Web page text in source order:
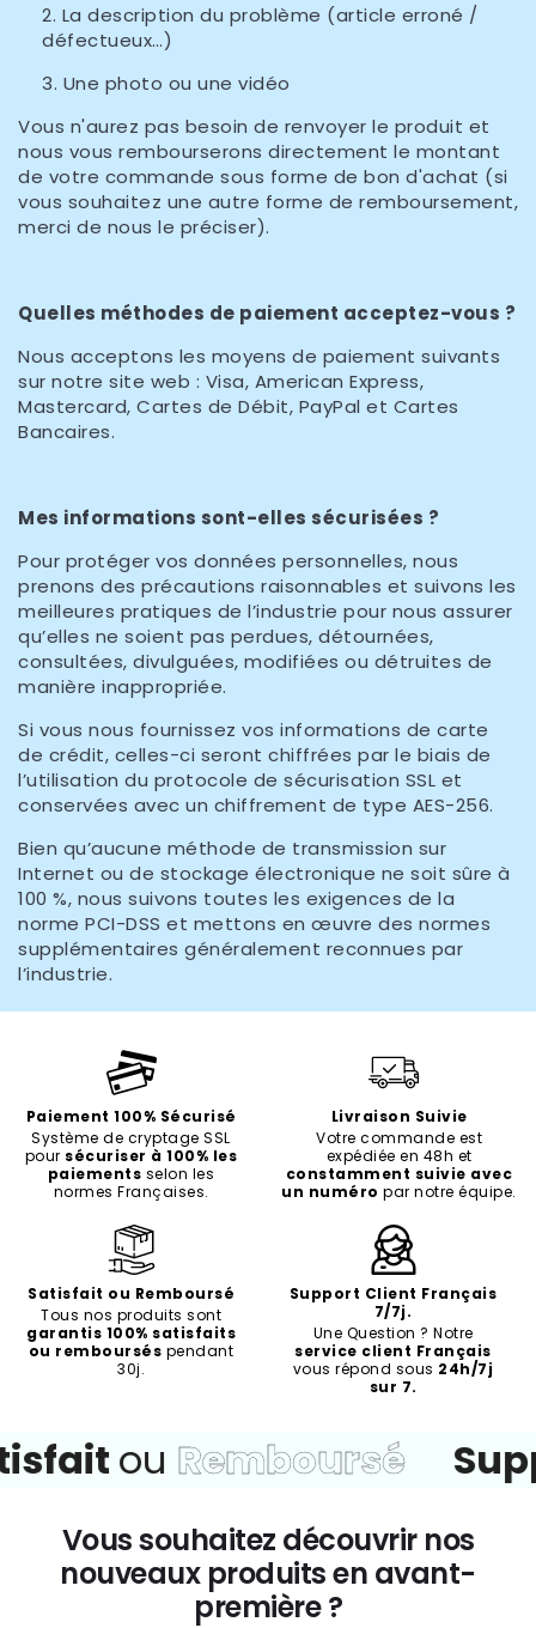
La description du problème (article erroné /
défectueux…)
Une photo ou une vidéo
Vous n'aurez pas besoin de renvoyer le produit et
nous vous rembourserons directement le montant
de votre commande sous forme de bon d'achat (si
vous souhaitez une autre forme de remboursement,
merci de nous le préciser).
Quelles méthodes de paiement acceptez-vous ?
Nous acceptons les moyens de paiement suivants
sur notre site web : Visa, American Express,
Mastercard, Cartes de Débit, PayPal et Cartes
Bancaires.
Mes informations sont-elles sécurisées ?
Pour protéger vos données personnelles, nous
prenons des précautions raisonnables et suivons les
meilleures pratiques de l’industrie pour nous assurer
qu’elles ne soient pas perdues, détournées,
consultées, divulguées, modifiées ou détruites de
manière inappropriée.
Si vous nous fournissez vos informations de carte
de crédit, celles-ci seront chiffrées par le biais de
l’utilisation du protocole de sécurisation SSL et
conservées avec un chiffrement de type AES-256.
Bien qu’aucune méthode de transmission sur
Internet ou de stockage électronique ne soit sûre à
100 %, nous suivons toutes les exigences de la
norme PCI-DSS et mettons en œuvre des normes
supplémentaires généralement reconnues par
l’industrie.
Paiement 100% Sécurisé
Système de cryptage SSL
pour sécuriser à 100% les
paiements selon les
normes Françaises.
Livraison Suivie
Votre commande est
expédiée en 48h et
constamment suivie avec
un numéro par notre équipe.
Satisfait ou Remboursé
Tous nos produits sont
garantis 100% satisfaits
ou remboursés pendant
30j.
Support Client Français
7/7j.
Une Question ? Notre
service client Français
vous répond sous 24h/7j
sur 7.
ouRemboursé
Vous souhaitez découvrir nos
nouveaux produits en avant-
première ?